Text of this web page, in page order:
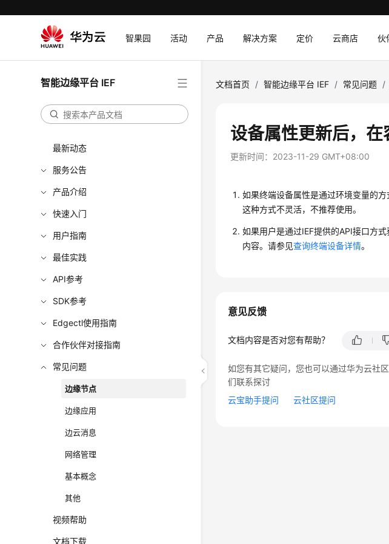
智果园 活动 产品 解决方案 定价 云商店 伙
智能边缘平台 IEF
最新动态
服务公告
产品介绍
快速入门
用户指南
最佳实践
API参考
SDK参考
Edgectl使用指南
合作伙伴对接指南
常见问题
边缘节点
边缘应用
边云消息
网络管理
基本概念
其他
视频帮助
文档下载
文档首页 / 智能边缘平台 IEF / 常见问题 /
设备属性更新后，在
更新时间： 2023-11-29 GMT+08:00
如果终端设备属性是通过环境变量的
这种方式不灵活，不推荐使用。
如果用户是通过IEF提供的API接口方
内容。请参见查询终端设备详情。
意见反馈
文档内容是否对您有帮助？
如您有其它疑问，您也可以通过华为云社
们联系探讨
云宝助手提问
云社区提问